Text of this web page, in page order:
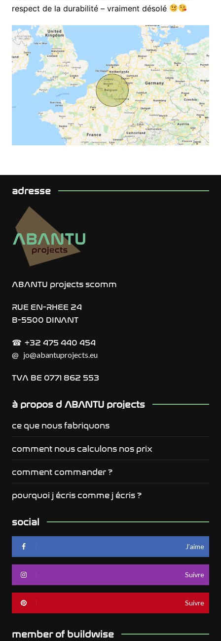
respect de la durabilité – vraiment désolé
adresse
ABANTU projects scomm
RUE EN-RHEE 24
B-5500 DINANT
☎︎ +32 475 440 454
@ jo@abantuprojects.eu
TVA BE 0771 862 553
à propos d ABANTU projects
ce que nous fabriquons
comment nous calculons nos prix
comment commander ?
pourquoi j écris comme j écris ?
social
J’aime
Suivre
Suivre
member of buildwise